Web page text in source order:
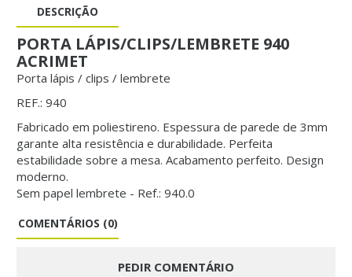
DESCRIÇÃO
PORTA LÁPIS/CLIPS/LEMBRETE 940
ACRIMET
Porta lápis / clips / lembrete
REF.: 940
Fabricado em poliestireno. Espessura de parede de 3mm
garante alta resistência e durabilidade. Perfeita
estabilidade sobre a mesa. Acabamento perfeito. Design
moderno.
Sem papel lembrete - Ref.: 940.0
COMENTÁRIOS (0)
PEDIR COMENTÁRIO